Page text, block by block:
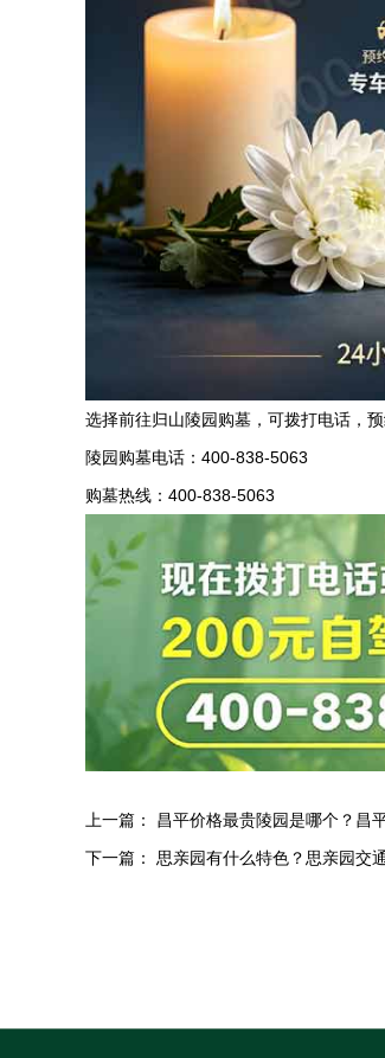
选择前往归山陵园购墓，可拨打电话，
陵园购墓电话：400-838-5063
购墓热线：400-838-5063
上一篇： 昌平价格最贵陵园是哪个？昌
下一篇： 思亲园有什么特色？思亲园交通